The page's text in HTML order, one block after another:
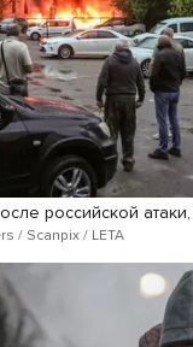
российской
/ Scanpix / LETA